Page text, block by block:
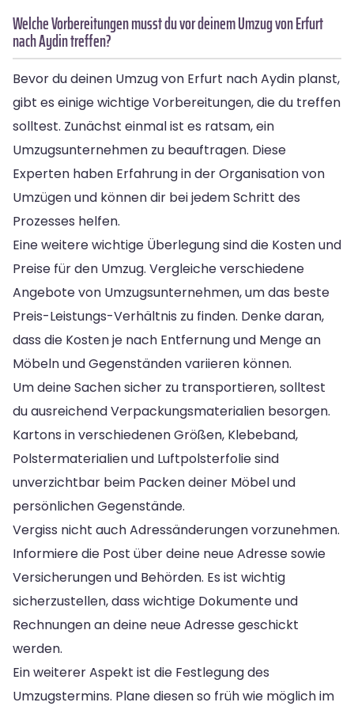
Welche Vorbereitungen musst du vor deinem Umzug von Erfurt
nach Aydin treffen?
Bevor du deinen Umzug von Erfurt nach Aydin planst,
gibt es einige wichtige Vorbereitungen, die du treffen
solltest. Zunächst einmal ist es ratsam, ein
Umzugsunternehmen zu beauftragen. Diese
Experten haben Erfahrung in der Organisation von
Umzügen und können dir bei jedem Schritt des
Prozesses helfen.
Eine weitere wichtige Überlegung sind die Kosten und
Preise für den Umzug. Vergleiche verschiedene
Angebote von Umzugsunternehmen, um das beste
Preis-Leistungs-Verhältnis zu finden. Denke daran,
dass die Kosten je nach Entfernung und Menge an
Möbeln und Gegenständen variieren können.
Um deine Sachen sicher zu transportieren, solltest
du ausreichend Verpackungsmaterialien besorgen.
Kartons in verschiedenen Größen, Klebeband,
Polstermaterialien und Luftpolsterfolie sind
unverzichtbar beim Packen deiner Möbel und
persönlichen Gegenstände.
Vergiss nicht auch Adressänderungen vorzunehmen.
Informiere die Post über deine neue Adresse sowie
Versicherungen und Behörden. Es ist wichtig
sicherzustellen, dass wichtige Dokumente und
Rechnungen an deine neue Adresse geschickt
werden.
Ein weiterer Aspekt ist die Festlegung des
Umzugstermins. Plane diesen so früh wie möglich im